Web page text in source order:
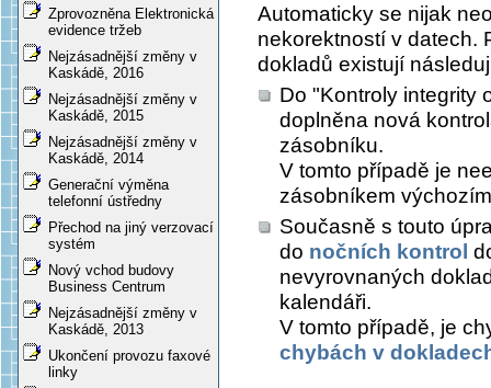
Zprovozněna Elektronická
evidence tržeb
Nejzásadnější změny v
Kaskádě, 2016
Nejzásadnější změny v
Kaskádě, 2015
Nejzásadnější změny v
Kaskádě, 2014
Generační výměna
telefonní ústředny
Přechod na jiný verzovací
systém
Nový vchod budovy
Business Centrum
Nejzásadnější změny v
Kaskádě, 2013
Ukončení provozu faxové
linky
Automaticky se nijak
nekorektností v datech.
dokladů existují
Do "Kontroly integrity
doplněna nová
zásobníku.
V tomto případě je
zásobníkem
Současně s touto
do nočních kontrol
nevyrovnaných
kalendáři.
V tomto případě, je
chybách v